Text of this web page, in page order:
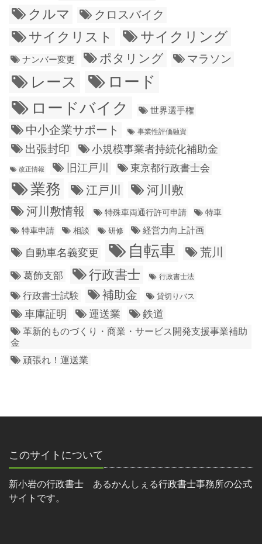
クルマ クロスバイク
サイクリスト サイクリング
ナンバー変更 ポタリング マラソン
レース
ロード
ロードバイク
世界選手権
中小企業サポート 事業性評価融資
出張封印 小規模事業者持続化補助金
改正情報 旧江戸川 東京都行政書士会
業務 江戸川
河川敷
河川敷情報
特殊車両通行許可申請
特車
特車申請
相談 研修 経営力向上計画
自動車名義変更 自転車 荒川
葛飾支部 行政書士 行政書士法
行政書士試験 補助金 貸切りバス
車庫証明 運送業 鉄道
革新的ものづくり・商業・サービス開発支援事業補助
金
頑張れ！運送業
このサイトについて
新小岩の行政書士 あるかんしぇる行政書士事務所の公式
サイトです。